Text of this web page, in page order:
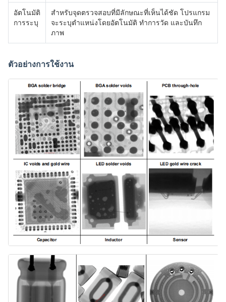
อัตโนมัติ
การระบุ
สําหรับจุดตรวจสอบที่มีลักษณะที่เห็นได้ชัด โปรแกรม
จะระบุตําแหน่งโดยอัตโนมัติ ทําการวัด และบันทึก
ภาพ
ตัวอย่างการใช้งาน